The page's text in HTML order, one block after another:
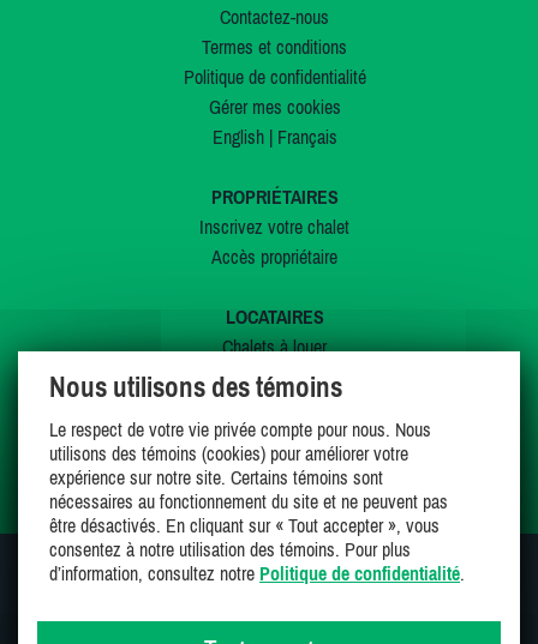
Contactez-nous
Termes et conditions
Politique de confidentialité
Gérer mes cookies
English| Français
PROPRIÉTAIRES
Inscrivez votre chalet
Accès propriétaire
LOCATAIRES
Chalets à louer
Chalets à vendre
Offres spéciales
Mes favoris
SUIVEZ-NOUS SUR
Nous utilisons des témoins
Le respect de votre vie privée compte pour nous. Nous
utilisons des témoins (cookies) pour améliorer votre
expérience sur notre site. Certains témoins sont
nécessaires au fonctionnement du site et ne peuvent pas
être désactivés. En cliquant sur « Tout accepter », vous
consentez à notre utilisation des témoins. Pour plus
d’information, consultez notre Politique de confidentialité.